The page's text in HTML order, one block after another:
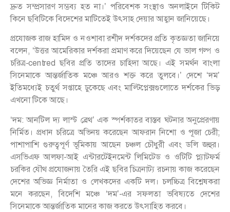
দ্রুত সম্প্রসারণ সম্ভব্য হত না।’ পরিবেশক সংস্থাও অনলাইনে টিকিট
কিনে ছবিটিকে বিদেশের মাটিতেই উৎসাহ দেয়ার আহ্বান জানিয়েছে।
প্রযোজক রাজ হামিদ ও নওশাবা রশীদ দর্শকদের প্রতি কৃতজ্ঞতা জানিয়ে
বলেন, ‘উত্তর আমেরিকার দর্শকরা প্রমাণ করে দিয়েছেন যে ভাল গল্প ও
চরিত্র-centred ছবির প্রতি তাদের চাহিদা আছে। এই সমর্থন বাংলা
সিনেমাকে আন্তর্জাতিক মঞ্চে আরও শক্ত করে তুলবে।’ দেশে ‘দম’
ইতিমধ্যেই চতুর্থ সপ্তাহে ঢুকেছে এবং মাল্টিপ্লেক্সগুলোতে দর্শকের ভিড়
এখনো টিকে আছে।
‘দম: আনটিল দ্য লাস্ট ব্রেথ’ এক স্পর্শকাতর বাস্তব ঘটনার অনুপ্রেরণায়
নির্মিত। প্রধান চরিত্রে অভিনয় করেছেন আফরান নিশো ও পূজা চেরী;
পাশাপাশি গুরুত্বপূর্ণ ভূমিকায় আছেন চঞ্চল চৌধুরী এবং ডলি জহুর।
এসভিএফ আলফা-আই এন্টারটেইনমেন্ট লিমিটেড ও ওটিটি প্ল্যাটফর্ম
চরকির যৌথ প্রযোজনায় তৈরি এই ছবির চিত্রনাট্য রচনায় কাজ করেছেন
দেশের অভিজ্ঞ নির্মাতা ও লেখকদের একটি দল। চলচ্চিত্র বিশ্লেষকরা
মনে করছেন, বিদেশি মঞ্চে ‘দম’-এর সফলতা ভবিষ্যতে দেশের
সিনেমাকে আন্তর্জাতিক মানের কাজ করতে উৎসাহিত করবে।